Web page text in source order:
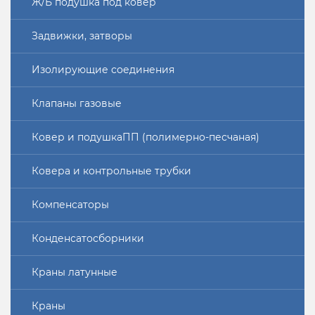
Задвижки, затворы
Изолирующие соединения
Клапаны газовые
Ковер и подушкаПП (полимерно-песчаная)
Ковера и контрольные трубки
Компенсаторы
Конденсатосборники
Краны латунные
Краны